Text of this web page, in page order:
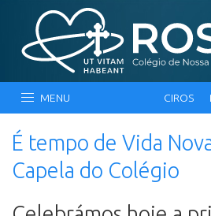
MENU CIROS
É tempo de Vida
Capela do Colégio